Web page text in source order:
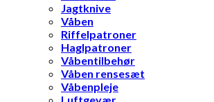
Jagtknive
Våben
Riffelpatroner
Haglpatroner
Våbentilbehør
Våben rensesæt
Våbenpleje